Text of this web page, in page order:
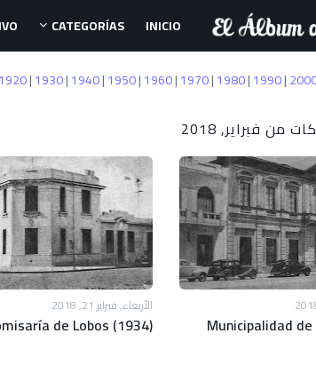
INICIO
CATEGORÍAS
1920|1930|1940|1950|1960|1970|1980|1990|
من فبراير, 2018
Municipalidad
الأربعاء, فبراير 21, 2018
de Lobos (1934)